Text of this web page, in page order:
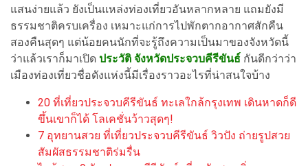
แสนง่ายแล้ว ยังเป็นแหล่งท่องเที่ยวอันหลากหลาย แถมยังมี
ธรรมชาติครบเครื่อง เหมาะแก่การไปพักตากอากาศสักคืน
สองคืนสุดๆ แต่น้อยคนนักที่จะรู้ถึงความเป็นมาของจังหวัดนี้
ว่าแล้วเราก็มาเปิด ประวัติ จังหวัดประจวบคีรีขันธ์ กันดีกว่าว่า
เมืองท่องเที่ยวชื่อดังแห่งนี้มีเรื่องราวอะไรที่น่าสนใจบ้าง
20 ที่เที่ยวประจวบคีรีขันธ์ ทะเลใกล้กรุงเทพ เดินหาดก็ดี
ขึ้นเขาก็ได้ โลเคชั่นว้าวสุดๆ!
7 อุทยานสวย ที่เที่ยวประจวบคีรีขันธ์ วิวปัง ถ่ายรูปสวย
สัมผัสธรรมชาติร่มรื่น